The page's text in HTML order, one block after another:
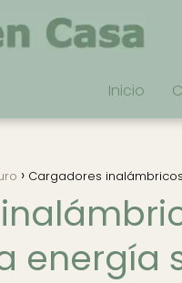
Inicio
Cargadores
energía